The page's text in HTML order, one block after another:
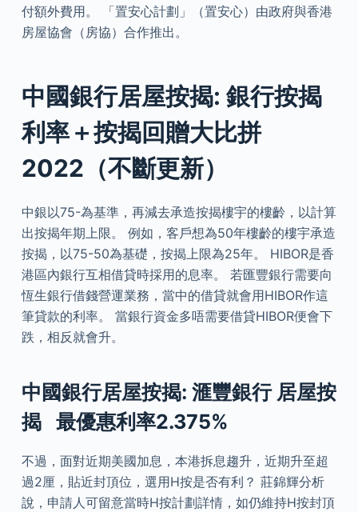
付額外費用。 「置安心計劃」（置安心）由政府與香港
房屋協會（房協）合作推出。
中國銀行居屋按揭: 銀行按揭
利率＋按揭回贈大比拼
2022（不斷更新）
中銀以75-為基準，再減去承造按揭樓宇的樓齡，以計算
出按揭年期上限。 例如，客戶想為50年樓齡的樓宇承造
按揭，以75-50為基礎，按揭上限為25年。 HIBOR是香
港區內銀行互相借貸時採用的息率。 若匯豐銀行需要向
恆生銀行借錢營運業務，當中的借貸就會用HIBOR作這
筆貸款的利率。 當銀行資金多唔需要借貸HIBOR便會下
跌，相反就會升。
中國銀行居屋按揭: 滙豐銀行 居屋按
揭 最優惠利率2.375%
不過，面對近期美國加息，本港拆息趨升，近期升至超
過2厘，貼近封頂位，選用H按是否有利？ 莊錦輝分析
說，申請人可留意當時H按計劃詳情，如仍維持H按封頂